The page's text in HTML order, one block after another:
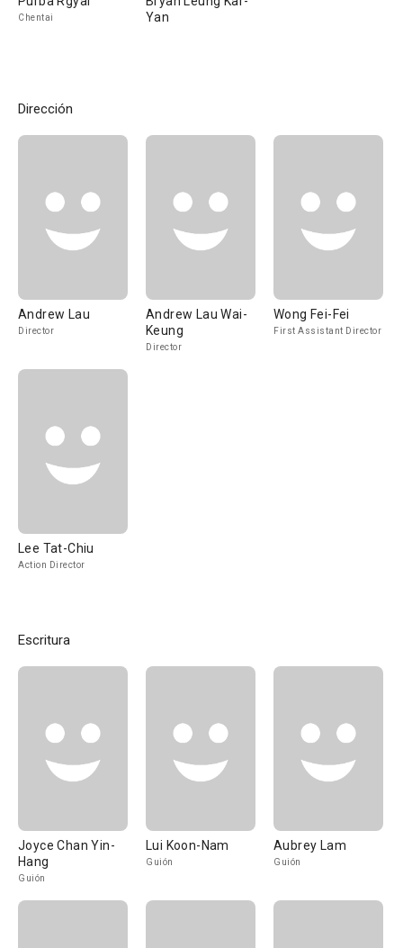
Chentai
Yan
Dirección
Andrew Lau
Director
Andrew Lau Wai-
Keung
Director
Wong Fei-Fei
First Assistant Director
Lee Tat-Chiu
Action Director
Escritura
Joyce Chan Yin-
Hang
Guión
Lui Koon-Nam
Guión
Aubrey Lam
Guión